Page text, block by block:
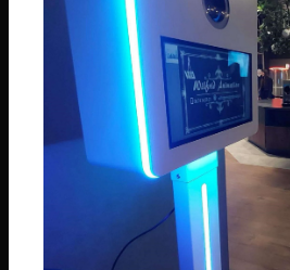
06 74 14 59
Email